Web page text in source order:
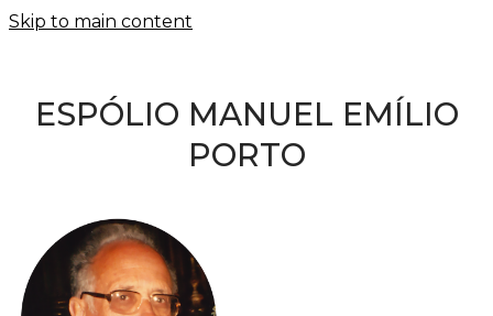
Skip to main content
ESPÓLIO MANUEL EMÍLIO
PORTO